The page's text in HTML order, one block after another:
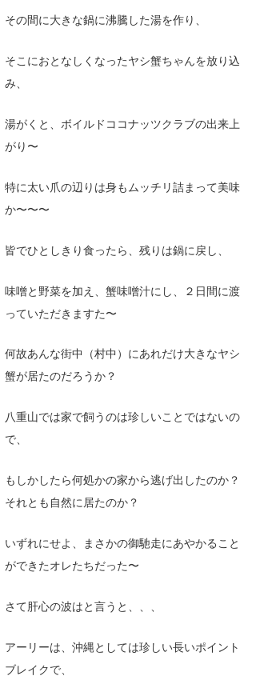
その間に大きな鍋に沸騰した湯を作り、
そこにおとなしくなったヤシ蟹ちゃんを放り込
み、
湯がくと、ボイルドココナッツクラブの出来上
がり〜
特に太い爪の辺りは身もムッチリ詰まって美味
か〜〜〜
皆でひとしきり食ったら、残りは鍋に戻し、
味噌と野菜を加え、蟹味噌汁にし、２日間に渡
っていただきますた〜
何故あんな街中（村中）にあれだけ大きなヤシ
蟹が居たのだろうか？
八重山では家で飼うのは珍しいことではないの
で、
もしかしたら何処かの家から逃げ出したのか？
それとも自然に居たのか？
いずれにせよ、まさかの御馳走にあやかること
ができたオレたちだった〜
さて肝心の波はと言うと、、、
アーリーは、沖縄としては珍しい長いポイント
ブレイクで、